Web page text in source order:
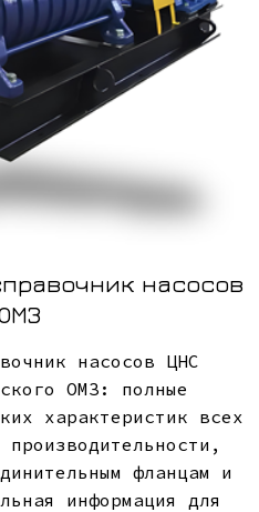
насосов
насосов ЦНС
ОМЗ: полные
характеристик всех
фланцам и
информация для